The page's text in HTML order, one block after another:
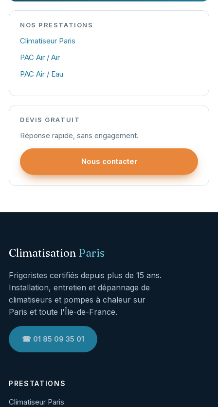
NOS PRESTATIONS
Climatiseur Paris
PAC Air / Air
PAC Air / Eau
DEVIS GRATUIT
Réponse rapide, sans engagement.
Nous contacter
Climatisation Paris
Frigoristes certifiés depuis plus de 15 ans.
Installation, entretien et dépannage de
climatiseurs et pompes à chaleur sur
Paris et toute l'Île-de-France.
☎ 01 85 09 35 01
PRESTATIONS
Climatiseur Paris